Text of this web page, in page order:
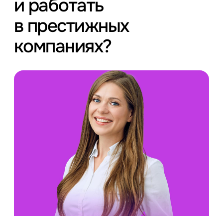
и работать
в престижных
компаниях?